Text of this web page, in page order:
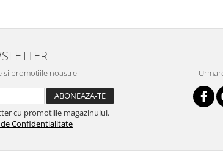
si promotiile noastre
cu promotiile magazinului.
Confidentialitate